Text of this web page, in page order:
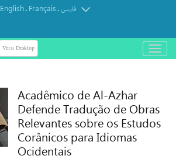
English. Français.فارسی
Versi Desktop
باز
و
Acadêmico de Al-Azhar
Defende Tradução de Obras
Relevantes sobre os Estudos
Corânicos para Idiomas
Ocidentais